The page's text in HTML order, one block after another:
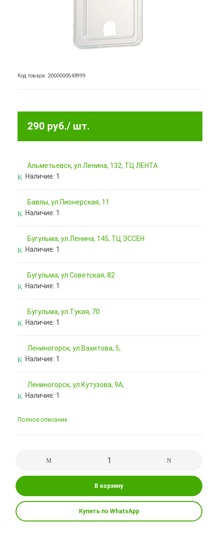
Код товара: 2000000548999
290 руб./ шт.
Альметьевск, ул.Ленина, 132, ТЦ ЛЕНТА
Наличие: 1
Бавлы, ул.Пионерская, 11
Наличие: 1
Бугульма, ул.Ленина, 145, ТЦ ЭССЕН
Наличие: 1
Бугульма, ул.Советская, 82
Наличие: 1
Бугульма, ул.Тукая, 70
Наличие: 1
Лениногорск, ул.Вахитова, 5,
Наличие: 1
Лениногорск, ул.Кутузова, 9А,
Наличие: 1
Полное описание
В корзину
Купить по WhatsApp